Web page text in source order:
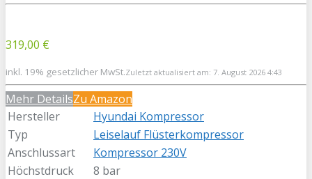
319,00 €
inkl. 19% gesetzlicher MwSt.Zuletzt aktualisiert am: 7. August 2026 4:43
Mehr DetailsZu Amazon
Hersteller
Hyundai Kompressor
Typ
Leiselauf Flüsterkompressor
Anschlussart
Kompressor 230V
Höchstdruck
8 bar